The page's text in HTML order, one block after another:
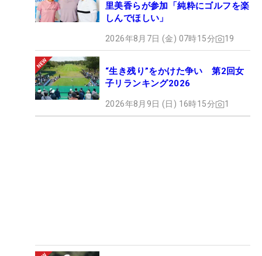
里美香らが参加「純粋にゴルフを楽
しんでほしい」
2026年8月7日 (金) 07時15分 19
“生き残り”をかけた争い 第2回女
子リランキング2026
2026年8月9日 (日) 16時15分 1